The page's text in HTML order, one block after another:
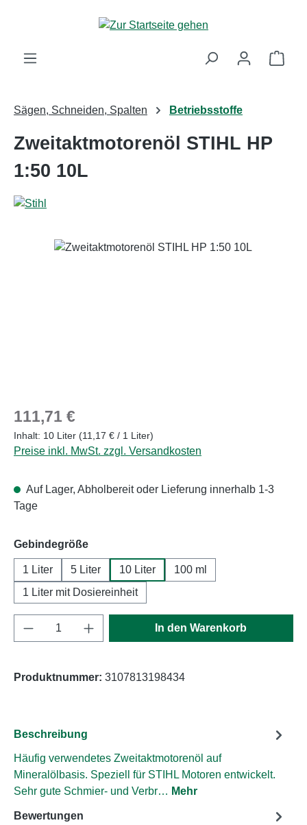
Zum Hauptinhalt springen
Sägen, Schneiden, Spalten Betriebsstoffe
Zweitaktmotorenöl STIHL HP
1:50 10L
Regulärer Preis:
111,71 €
Inhalt: 10 Liter (11,17 € / 1 Liter)
Preise inkl. MwSt. zzgl. Versandkosten
Auf Lager, Abholbereit oder Lieferung innerhalb 1-3
Tage
Gebindegrößeauswählen
1 Liter 5 Liter 10 Liter
100 ml
1 Liter mit Dosiereinheit
Produkt Anzahl: Gib den gewünschten
In den Warenkorb
Produktnummer: 3107813198434
Beschreibung
Häufig verwendetes Zweitaktmotorenöl auf
Mineralölbasis. Speziell für STIHL Motoren entwickelt.
Sehr gute Schmier- und Verbr… Mehr
Bewertungen